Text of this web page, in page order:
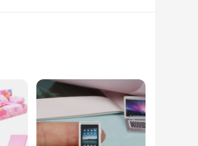
fashion doll stands out with its
its overall aesthetic and